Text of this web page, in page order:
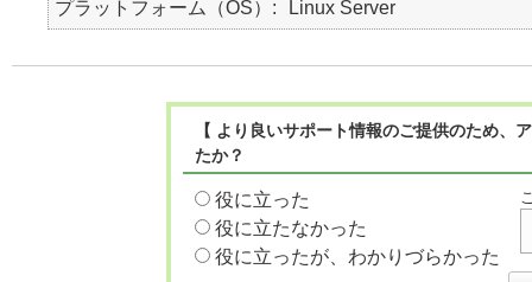
プラットフォーム（OS） Linux Server
【 より良いサポート情報のご提供のため
たか？
役に立った
役に立たなかった
役に立ったが、わかりづらかった